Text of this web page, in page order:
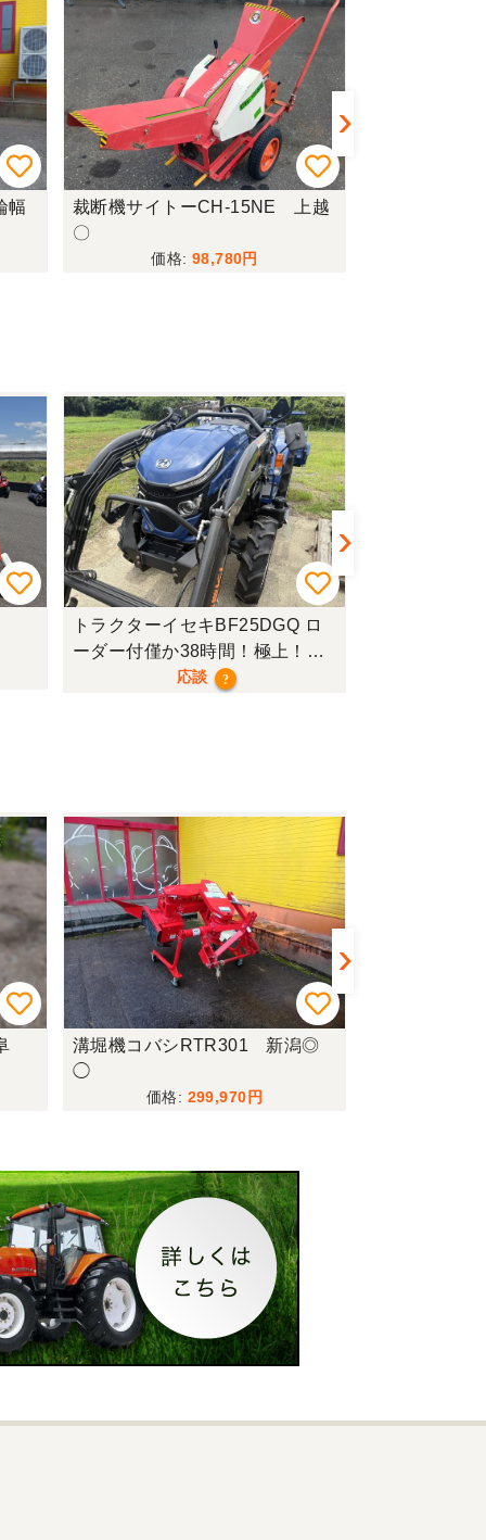
幅
裁断機サイトーCH-15NE 上越
〇
98,780
トラクターイセキBF25DGQ ロ
ーダー付僅か38時間！極上！現
応談 ?
溝堀機コバシRTR301 新潟◎
◯
299,970